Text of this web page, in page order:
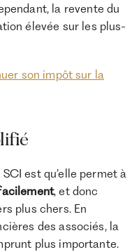
la revente du
élevée sur les plus-
son impôt sur la
est qu’elle permet à
, et donc
plus chers. En
des associés, la
plus importante.